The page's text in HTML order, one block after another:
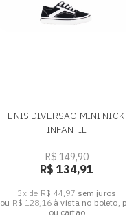
TENIS DIVERSAO MINI NICK -
INFANTIL
R$ 149,90
R$ 134,91
3x de R$ 44,97 sem juros
ou R$ 128,16à vista no boleto, pix
ou cartão